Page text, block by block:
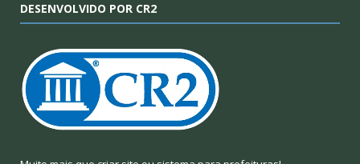
DESENVOLVIDO POR CR2